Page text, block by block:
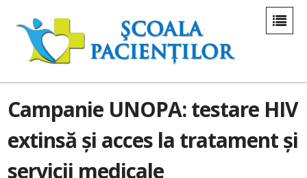
Campanie UNOPA: testare HIV
extinsă și acces la tratament și
servicii medicale